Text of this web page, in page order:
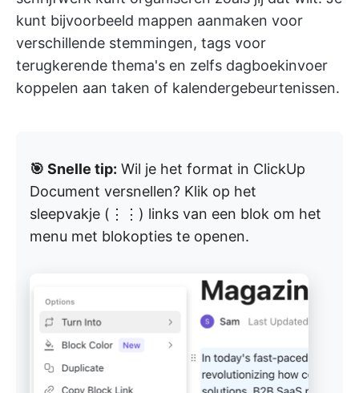
kunt bijvoorbeeld mappen aanmaken voor
verschillende stemmingen, tags voor
terugkerende thema's en zelfs dagboekinvoer
koppelen aan taken of kalendergebeurtenissen.
🎯 Snelle tip: Wil je het format in ClickUp
Document versnellen? Klik op het
sleepvakje (⋮⋮) links van een blok om het
menu met blokopties te openen.